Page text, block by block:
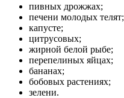
пивных дрожжах;
печени молодых телят;
капусте;
цитрусовых;
жирной белой рыбе;
перепелиных яйцах;
бананах;
бобовых растениях;
зелени.